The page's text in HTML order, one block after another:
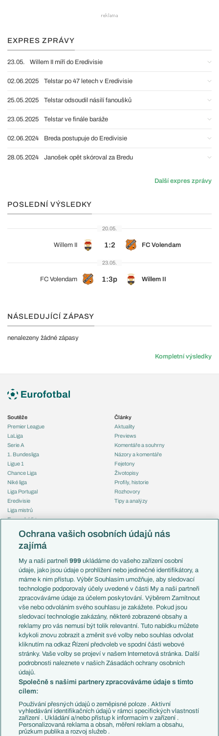
EXPRES ZPRÁVY
23.05. Willem II míří do Eredivisie
02.06.2025 Telstar po 47 letech v Eredivisie
25.05.2025 Telstar odsoudil násilí fanoušků
23.05.2025 Telstar ve finále baráže
02.06.2024 Breda postupuje do Eredivisie
28.05.2024 Janošek opět skóroval za Bredu
Další expres zprávy
POSLEDNÍ VÝSLEDKY
20.05.
Willem II 1:2 FC Volendam
23.05.
FC Volendam 1:3p Willem II
NÁSLEDUJÍCÍ ZÁPASY
nenalezeny žádné zápasy
Kompletní výsledky
Soutěže
Premier League
LaLiga
Serie A
1. Bundesliga
Ligue 1
Chance Liga
Niké liga
Liga Portugal
Eredivisie
Liga mistrů
Evropská liga
Mistrovství světa
Liga národů
Témata
Představení týmů MS
EuroSkauting
PL v kostce
Evropské koeficienty
Přestupy
Přestupové spekulace
Zranění
Kluby
Arsenal FC
Chelsea FC
Manchester United
AC Milán
Juventus FC
Bayern Mnichov
FC Barcelona
Real Madrid
Články
Aktuality
Previews
Komentáře a souhrny
Názory a komentáře
Fejetony
Životopisy
Profily, historie
Rozhovory
Tipy a analýzy
Česko
Francie
Itálie
Německo
Španělsko
Argentina
Brazílie
Přestupy
Zápasy
Livescore
Tipovací soutěž
Ochrana vašich osobních údajů nás
zajímá
My a naši partneři999 ukládáme do vašeho zařízení osobní
údaje, jako jsou údaje o prohlížení nebo jedinečné identifikátory, a
máme k nim přístup. Výběr Souhlasím umožňuje, aby sledovací
technologie podporovaly účely uvedené v části My a naši partneři
zpracováváme údaje za účelem poskytování. Výběrem Zamítnout
vše nebo odvoláním svého souhlasu je zakážete. Pokud jsou
sledovací technologie zakázány, některé zobrazené obsahy a
reklamy pro vás nemusí být tolik relevantní. Tuto nabídku můžete
kdykoli znovu zobrazit a změnit své volby nebo souhlas odvolat
kliknutím na odkaz Řízení předvoleb ve spodní části webové
stránky. Vaše volby se projeví v našem Internetová stránka. Další
podrobnosti naleznete v našich Zásadách ochrany osobních
údajů.
Společně s našimi partnery zpracováváme údaje s tímto
cílem:
Používání přesných údajů o zeměpisné poloze . Aktivní
vyhledávání identifikačních údajů v rámci specifických vlastností
zařízení . Ukládání a/nebo přístup k informacím v zařízení .
Personalizovaná reklama a obsah, měření reklam a obsahu,
průzkum publika a rozvoj služeb .